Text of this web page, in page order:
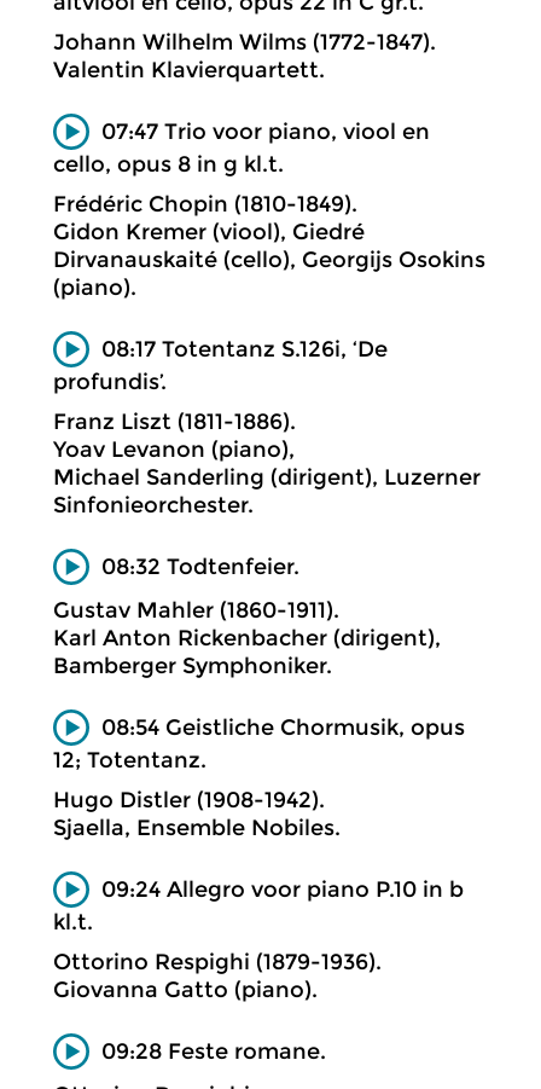
Johann Wilhelm Wilms (1772-1847).
Valentin Klavierquartett.
07:47 Trio voor piano, viool en
cello, opus 8 in g kl.t.
Frédéric Chopin (1810-1849).
Gidon Kremer (viool), Giedré
Dirvanauskaité (cello), Georgijs Osokins
(piano).
08:17 Totentanz S.126i, ‘De
profundis’.
Franz Liszt (1811-1886).
Yoav Levanon (piano),
Michael Sanderling (dirigent), Luzerner
Sinfonieorchester.
08:32 Todtenfeier.
Gustav Mahler (1860-1911).
Karl Anton Rickenbacher (dirigent),
Bamberger Symphoniker.
08:54 Geistliche Chormusik, opus
12; Totentanz.
Hugo Distler (1908-1942).
Sjaella, Ensemble Nobiles.
09:24 Allegro voor piano P.10 in b
kl.t.
Ottorino Respighi (1879-1936).
Giovanna Gatto (piano).
09:28 Feste romane.